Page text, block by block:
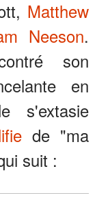
Matthew
Neeson.
son
en
s'extasie
de "ma
suit :